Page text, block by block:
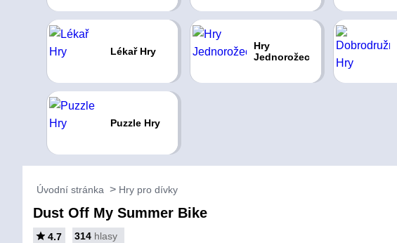
Lékař Hry
Hry
Jednorožec
Puzzle Hry
Úvodní stránka Hry pro dívky
Dust Off My Summer Bike
4.7 314 hlasy